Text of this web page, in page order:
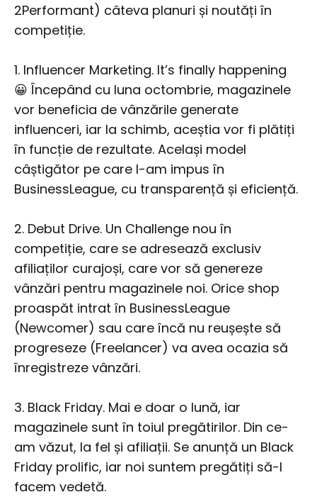
2Performant) câteva planuri și noutăți în
competiție.
1. Influencer Marketing. It’s finally happening
😀 Începând cu luna octombrie, magazinele
vor beneficia de vânzările generate
influenceri, iar la schimb, aceștia vor fi plătiți
în funcție de rezultate. Același model
câștigător pe care l-am impus în
BusinessLeague, cu transparență și eficiență.
2. Debut Drive. Un Challenge nou în
competiție, care se adresează exclusiv
afiliaților curajoși, care vor să genereze
vânzări pentru magazinele noi. Orice shop
proaspăt intrat în BusinessLeague
(Newcomer) sau care încă nu reușește să
progreseze (Freelancer) va avea ocazia să
înregistreze vânzări.
3. Black Friday. Mai e doar o lună, iar
magazinele sunt în toiul pregătirilor. Din ce-
am văzut, la fel și afiliații. Se anunță un Black
Friday prolific, iar noi suntem pregătiți să-l
facem vedetă.